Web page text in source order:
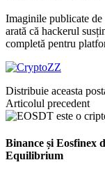
Imaginile publicate
arată că hackerul
completă pentru
Distribuie aceasta
Articolul precedent
Binance și Eosfinex
Equilibrium